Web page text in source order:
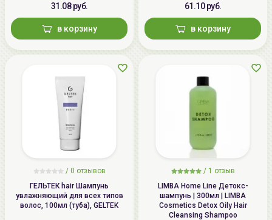
31.08 руб.
в корзину
61.10 руб.
в корзину
/ 0 отзывов
ГЕЛЬТЕК hair Шампунь
увлажняющий для всех типов
волос, 100мл (туба), GELTEK
/ 1 отзыв
LIMBA Home Line Детокс-
шампунь | 300мл | LIMBA
Cosmetics Detox Oily Hair
Cleansing Shampoo